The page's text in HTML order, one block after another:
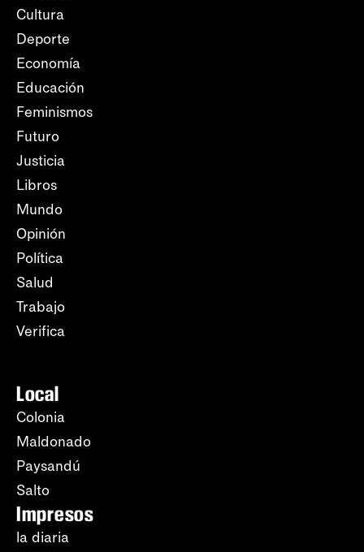
Cultura
Deporte
Economía
Educación
Feminismos
Futuro
Justicia
Libros
Mundo
Opinión
Política
Salud
Trabajo
Verifica
Local
Colonia
Maldonado
Paysandú
Salto
Impresos
la diaria